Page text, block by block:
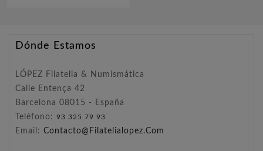
Dónde Estamos
LÓPEZ Filatelia & Numismática
Calle Entença 42
Barcelona 08015 - España
Teléfono: 93 325 79 93
Email: Contacto@filatelialopez.com